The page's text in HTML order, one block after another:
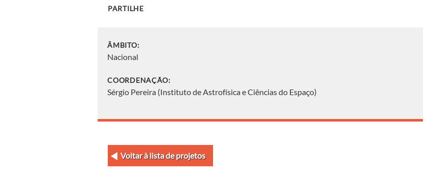
PARTILHE
ÂMBITO:
Nacional
COORDENAÇÃO:
Sérgio Pereira (Instituto de Astrofísica e Ciências do Espaço)
Voltar à lista de projetos